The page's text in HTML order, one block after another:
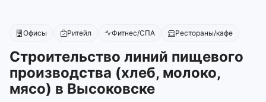
Офисы Ритейл Фитнес/СПА Рестораны/кафе
Строительство линий пищевого
производства (хлеб, молоко,
мясо) в Высоковске